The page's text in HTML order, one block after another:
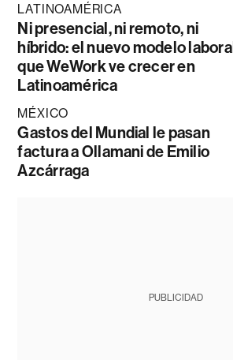
LATINOAMÉRICA
Ni presencial, ni remoto, ni
híbrido: el nuevo modelo laboral
que WeWork ve crecer en
Latinoamérica
MÉXICO
Gastos del Mundial le pasan
factura a Ollamani de Emilio
Azcárraga
PUBLICIDAD